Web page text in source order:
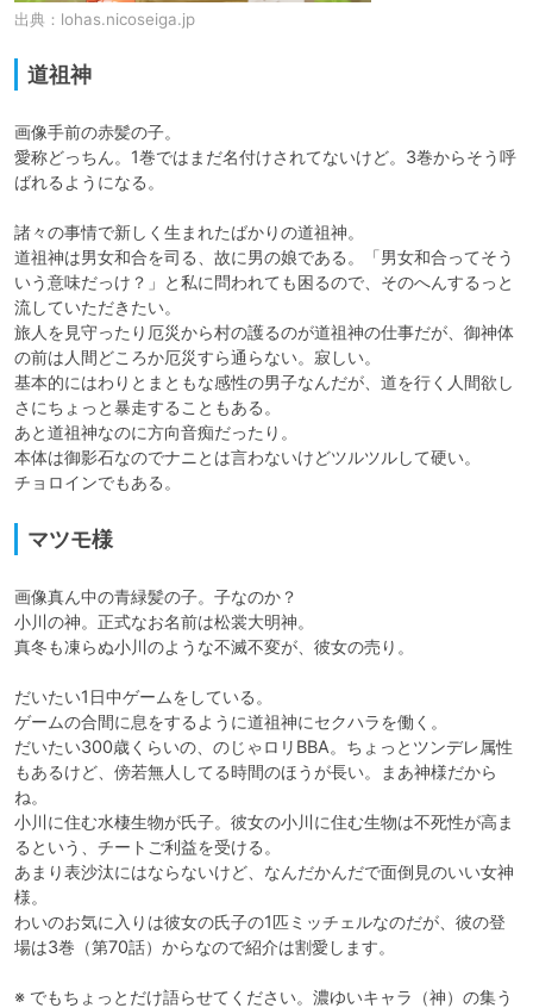
出典： lohas.nicoseiga.jp
道祖神
画像手前の赤髪の子。
愛称どっちん。1巻ではまだ名付けされてないけど。3巻からそう呼
ばれるようになる。
諸々の事情で新しく生まれたばかりの道祖神。
道祖神は男女和合を司る、故に男の娘である。「男女和合ってそう
いう意味だっけ？」と私に問われても困るので、そのへんするっと
流していただきたい。
旅人を見守ったり厄災から村の護るのが道祖神の仕事だが、御神体
の前は人間どころか厄災すら通らない。寂しい。
基本的にはわりとまともな感性の男子なんだが、道を行く人間欲し
さにちょっと暴走することもある。
あと道祖神なのに方向音痴だったり。
本体は御影石なのでナニとは言わないけどツルツルして硬い。
チョロインでもある。
マツモ様
画像真ん中の青緑髪の子。子なのか？
小川の神。正式なお名前は松裳大明神。
真冬も凍らぬ小川のような不滅不変が、彼女の売り。
だいたい1日中ゲームをしている。
ゲームの合間に息をするように道祖神にセクハラを働く。
だいたい300歳くらいの、のじゃロリBBA。ちょっとツンデレ属性
もあるけど、傍若無人してる時間のほうが長い。まあ神様だから
ね。
小川に住む水棲生物が氏子。彼女の小川に住む生物は不死性が高ま
るという、チートご利益を受ける。
あまり表沙汰にはならないけど、なんだかんだで面倒見のいい女神
様。
わいのお気に入りは彼女の氏子の1匹ミッチェルなのだが、彼の登
場は3巻（第70話）からなので紹介は割愛します。
※ でもちょっとだけ語らせてください。濃ゆいキャラ（神）の集う